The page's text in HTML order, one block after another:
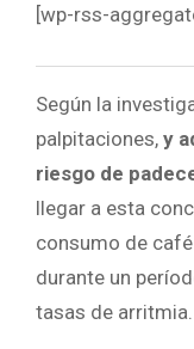
[wp-rss-
Según la
palpitaciones, y
riesgo de
llegar a esta
consumo de
durante un
tasas de arritmia.